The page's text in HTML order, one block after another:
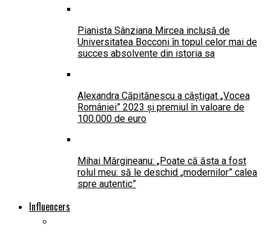
Pianista Sânziana Mircea inclusă de
Universitatea Bocconi în topul celor mai de
succes absolvente din istoria sa
Alexandra Căpitănescu a câștigat „Vocea
României” 2023 și premiul în valoare de
100.000 de euro
Mihai Mărgineanu: „Poate că ăsta a fost
rolul meu: să le deschid „modernilor” calea
spre autentic”
Influencers